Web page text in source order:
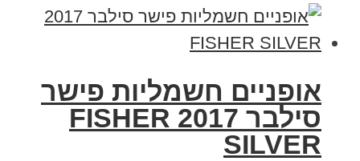
אופניים חשמליות פישר
סילבר 2017 FISHER
SILVER